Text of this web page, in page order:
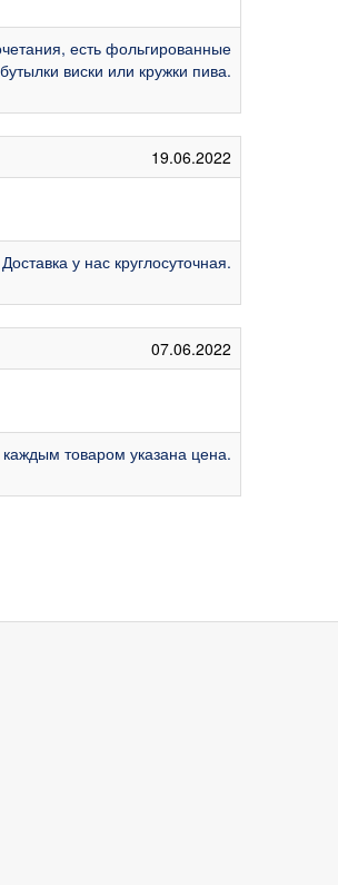
есть фольгированные
виски или кружки пива.
19.06.2022
у нас круглосуточная.
07.06.2022
товаром указана цена.